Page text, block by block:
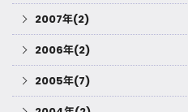
2007年(2)
2006年(2)
2005年(7)